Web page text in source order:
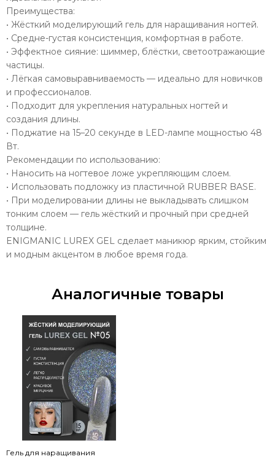
Преимущества:
• Жёсткий моделирующий гель для наращивания ногтей.
• Средне-густая консистенция, комфортная в работе.
• Эффектное сияние: шиммер, блёстки, светоотражающие
частицы.
• Лёгкая самовыравниваемость — идеально для новичков
и профессионалов.
• Подходит для укрепления натуральных ногтей и
создания длины.
• Поджатие на 15–20 секунде в LED-лампе мощностью 48
Вт.
Рекомендации по использованию:
• Наносить на ногтевое ложе укрепляющим слоем.
• Использовать подложку из пластичной RUBBER BASE.
• При моделировании длины не выкладывать слишком
тонким слоем — гель жёсткий и прочный при средней
толщине.
ENIGMANIC LUREX GEL сделает маникюр ярким, стойким
и модным акцентом в любое время года.
Аналогичные товары
Гель для наращивания